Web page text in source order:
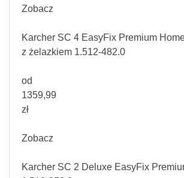
Zobacz
Karcher SC 4 EasyFix Premium
z żelazkiem 1.512-482.0
od
1359,99
zł
Zobacz
Karcher SC 2 Deluxe EasyFix